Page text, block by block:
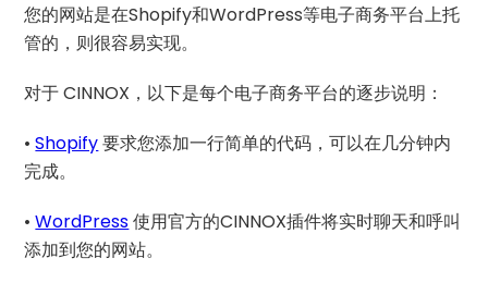
您的网站是在Shopify和WordPress等电子商务平台上托
管的，则很容易实现。
对于 CINNOX，以下是每个电子商务平台的逐步说明：
•Shopify要求您添加一行简单的代码，可以在几分钟内
完成。
•WordPress使用官方的CINNOX插件将实时聊天和呼叫
添加到您的网站。